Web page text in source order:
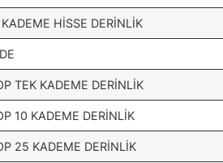
HİSSE DERİNLİK
TEK KADEME DERİNLİK
10 KADEME DERİNLİK
25 KADEME DERİNLİK